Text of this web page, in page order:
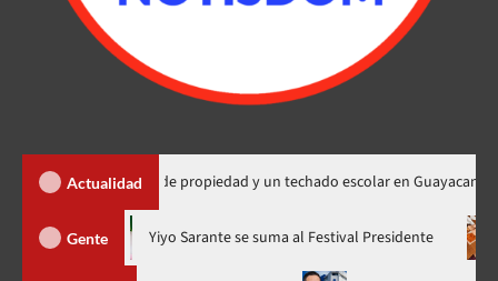
Actualidad
450 títulos de propiedad y un techado escolar en Guayacanal
Gente
en nuevo horario Yiyo Sarante se suma al Festival